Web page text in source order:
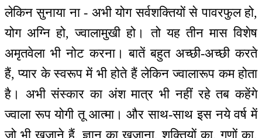
लेकिन सुनाया ना - अभी योग सर्वशक्तियों से पावरफुल हो,
योग अग्नि हो, ज्वालामुखी हो। तो यह तीन मास विशेष
अमृतवेला भी नोट करना। बातें बहुत अच्छी-अच्छी करते
हैं, प्यार के स्वरूप में भी होते हैं लेकिन ज्वालारूप कम होता
है। अभी संस्कार का अंश मात्र भी नहीं रहे तब कहेंगे
ज्वाला रूप योगी तू आत्मा। और साथ-साथ इस नये वर्ष में
जो भी खजाने हैं, ज्ञान का खजाना, शक्तियों का, गुणों का,